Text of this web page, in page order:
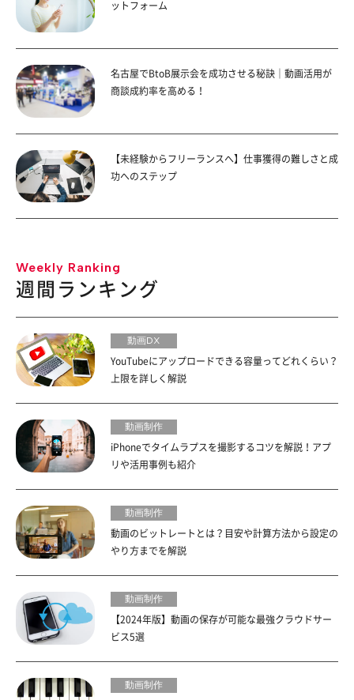
ットフォーム
名古屋でBtoB展示会を成功させる秘訣｜動画活用が
商談成約率を高める！
【未経験からフリーランスへ】仕事獲得の難しさと成
功へのステップ
Weekly Ranking
週間ランキング
動画DX
YouTubeにアップロードできる容量ってどれくらい？
上限を詳しく解説
動画制作
iPhoneでタイムラプスを撮影するコツを解説！アプ
リや活用事例も紹介
動画制作
動画のビットレートとは？目安や計算方法から設定の
やり方までを解説
動画制作
【2024年版】動画の保存が可能な最強クラウドサー
ビス5選
動画制作